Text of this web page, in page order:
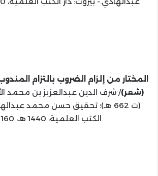
المختار من إلزام الضروب بالتزام
(شعر)/ شرف الدين عبدالعزيز بن محمد
(ت 662 هـ)؛ تحقيق حسن محمد
الكتب العلمية، 1440 هـ، 160 ص.